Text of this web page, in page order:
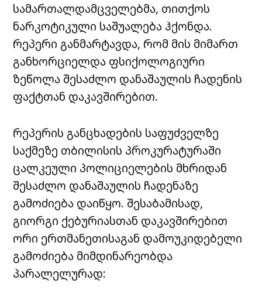
სამართალდამცველებმა, თითქოს
ნარკოტიკული საშუალება ჰქონდა.
რეპერი განმარტავდა, რომ მის მიმართ
განხორციელდა ფსიქოლოგიური
ზეწოლა შესაძლო დანაშაულის ჩადენის
ფაქტთან დაკავშირებით.
რეპერის განცხადების საფუძველზე
საქმეზე თბილისის პროკურატურაში
ცალკეული პოლიციელების მხრიდან
შესაძლო დანაშაულის ჩადენაზე
გამოძიება დაიწყო. შესაბამისად,
გიორგი ქებურიასთან დაკავშირებით
ორი ერთმანეთისაგან დამოუკიდებელი
გამოძიება მიმდინარეობდა
პარალელურად: